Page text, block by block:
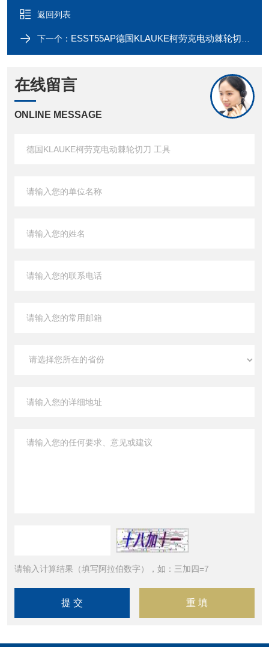
返回列表
下一个： ESST55AP德国KLAUKE柯劳克电动棘轮切刀 工具
在线留言
ONLINE MESSAGE
请输入计算结果（填写阿拉伯数字），如：三加四=7